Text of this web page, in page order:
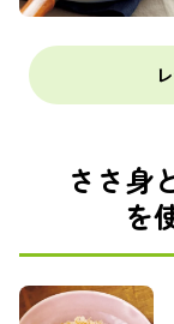
ささ身
を